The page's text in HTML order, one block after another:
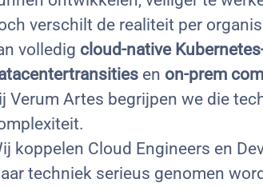
verschilt de realiteit per
volledig cloud-native
en on-prem
Verum Artes begrijpen we die
koppelen Cloud Engineers en
techniek serieus genomen